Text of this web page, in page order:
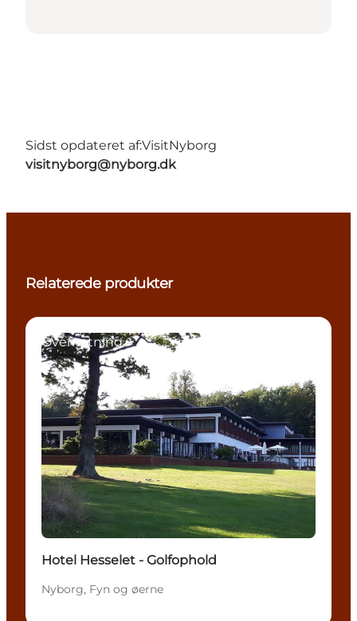
Sidst opdateret af:VisitNyborg
visitnyborg@nyborg.dk
Relaterede produkter
Overnatning
Hotel Hesselet - Golfophold
Nyborg, Fyn og øerne